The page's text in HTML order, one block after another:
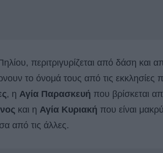
περιτριγυρίζεται από δάση και
το όνομά τους από τις εκκλησίες
, η Αγία Παρασκευή που βρίσκεται
και η Αγία Κυριακή που είναι
από τις άλλες.